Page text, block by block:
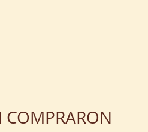
COMPRARON